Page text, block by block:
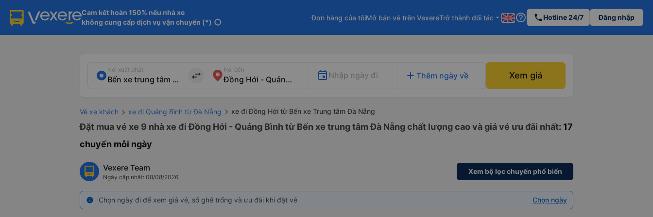
Cam kết hoàn 150% nếu nhà xe
không cung cấp dịch vụ vận chuyển (*) info
Đơn hàng của tôiMở bán vé trên VexereTrở thành đối tác arrow_drop_down help_outline phoneHotline 24/7 Đăng nhập
Nơi xuất phát
import_export
Nơi đến
Nhập ngày đi add Thêm ngày về Xem giá
Vé xe khách xe đi Quảng Bình từ Đà Nẵng xe đi Đồng Hới từ Bến xe Trung tâm Đà Nẵng
Đặt mua vé xe 9 nhà xe đi Đồng Hới - Quảng Bình từ Bến xe trung tâm Đà Nẵng chất lượng cao và giá vé ưu đãi nhất: 17
chuyến mỗi ngày
Vexere Team
Ngày cập nhật: 08/08/2026
Xem bộ lọc chuyến phổ biến
info Chọn ngày đi để xem giá vé, số ghế trống và ưu đãi khi đặt vé Chọn ngày